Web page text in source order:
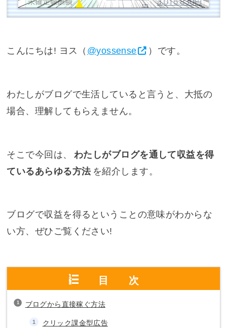
こんにちは! ヨス（ @yossense ）です。
わたしがブログで生活していると言うと、大抵の
場合、理解してもらえません。
そこで今回は、
わたしがブログを通して収益を得
ているあらゆる方法 を紹介します。
ブログで収益を得るということの意味がわからな
い方、ぜひご覧ください!
目次
ブログから直接稼ぐ方法
クリック課金型広告